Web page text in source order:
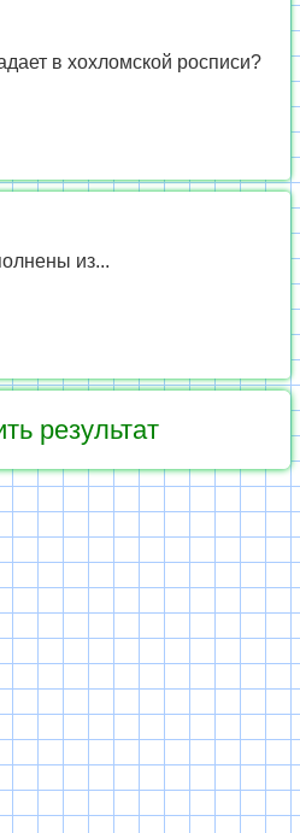
в хохломской росписи?
из...